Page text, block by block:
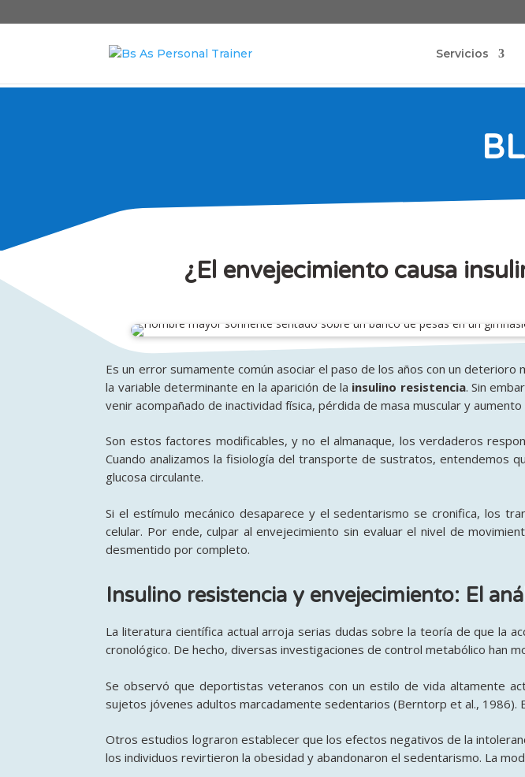
Servicios
¿El envejecimiento causa
Es un error sumamente común asociar el paso de los años con un
la variable determinante en la aparición de la insulino resistencia. Sin
venir acompañado de inactividad física, pérdida de masa muscular y
Son estos factores modificables, y no el almanaque, los verdaderos
Cuando analizamos la fisiología del transporte de sustratos, entendemos
glucosa circulante.
Si el estímulo mecánico desaparece y el sedentarismo se cronifica, los
celular. Por ende, culpar al envejecimiento sin evaluar el nivel de
desmentido por completo.
Insulino resistencia y envejecimiento: El
La literatura científica actual arroja serias dudas sobre la teoría de que la
cronológico. De hecho, diversas investigaciones de control metabólico han
Se observó que deportistas veteranos con un estilo de vida altamente
sujetos jóvenes adultos marcadamente sedentarios (Berntorp et al.,
Otros estudios lograron establecer que los efectos negativos de la
los individuos revirtieron la obesidad y abandonaron el sedentarismo. La